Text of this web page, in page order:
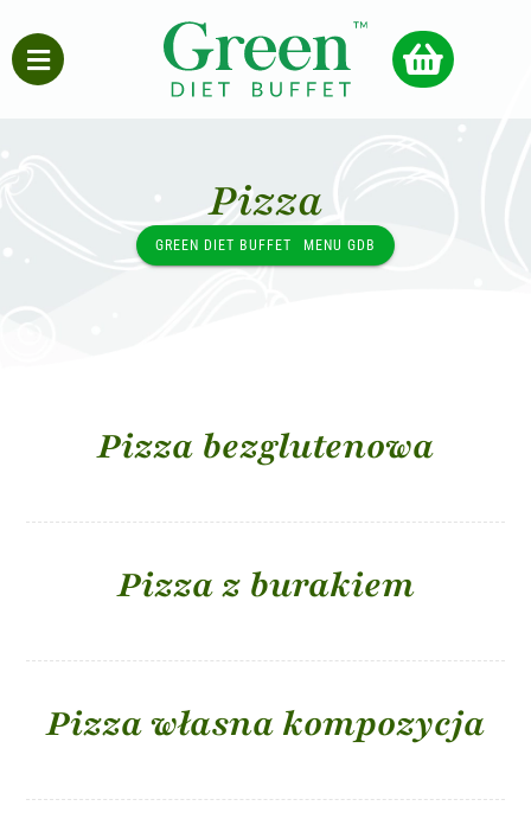
Pizza
GREEN DIET BUFFET MENU GDB
Pizza bezglutenowa
Pizza z burakiem
Pizza własna kompozycja